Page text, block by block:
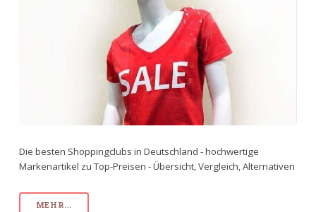
Die besten Shoppingclubs in Deutschland - hochwertige
Markenartikel zu Top-Preisen - Übersicht, Vergleich, Alternativen
MEHR...